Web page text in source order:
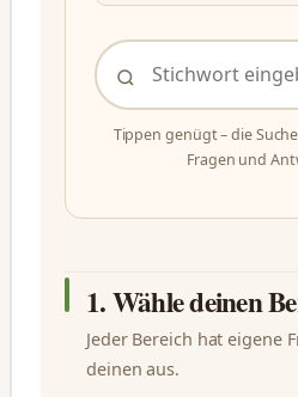
Tippen genügt – die
Fragen und
1. Wähle deinen
Jeder Bereich hat eigene
deinen aus.